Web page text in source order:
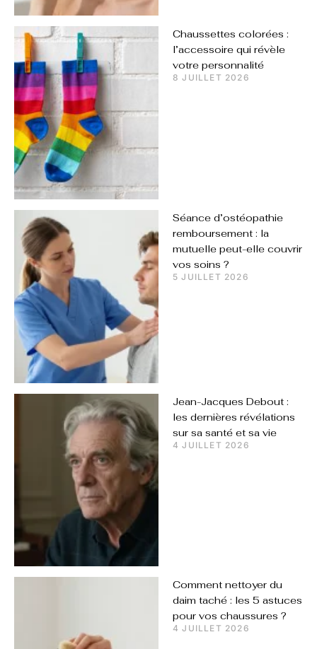
Chaussettes colorées :
l’accessoire qui révèle
votre personnalité
8 JUILLET 2026
Séance d’ostéopathie
remboursement : la
mutuelle peut-elle couvrir
vos soins ?
5 JUILLET 2026
Jean-Jacques Debout :
les dernières révélations
sur sa santé et sa vie
4 JUILLET 2026
Comment nettoyer du
daim taché : les 5 astuces
pour vos chaussures ?
4 JUILLET 2026